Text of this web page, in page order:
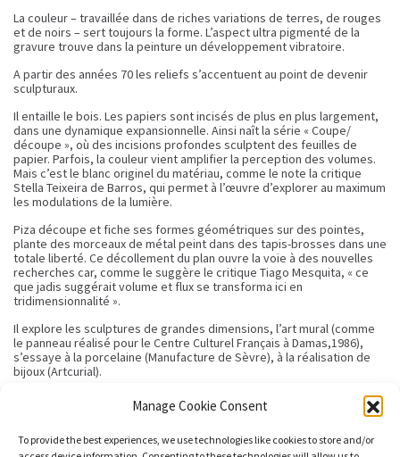
Manage Cookie Consent
To provide the best experiences, we use technologies like cookies to store and/or
La couleur – travaillée dans de riches variations de terres, de rouges
et de noirs – sert toujours la forme. L’aspect ultra pigmenté de la
gravure trouve dans la peinture un développement vibratoire.
A partir des années 70 les reliefs s’accentuent au point de devenir
sculpturaux.
Il entaille le bois. Les papiers sont incisés de plus en plus largement,
dans une dynamique expansionnelle. Ainsi naît la série « Coupe/
découpe », où des incisions profondes sculptent des feuilles de
papier. Parfois, la couleur vient amplifier la perception des volumes.
Mais c’est le blanc originel du matériau, comme le note la critique
Stella Teixeira de Barros, qui permet à l’œuvre d’explorer au maximum
les modulations de la lumière.
Piza découpe et fiche ses formes géométriques sur des pointes,
plante des morceaux de métal peint dans des tapis-brosses dans une
totale liberté. Ce décollement du plan ouvre la voie à des nouvelles
recherches car, comme le suggère le critique Tiago Mesquita, « ce
que jadis suggérait volume et flux se transforma ici en
tridimensionnalité ».
Il explore les sculptures de grandes dimensions, l’art mural (comme
le panneau réalisé pour le Centre Culturel Français à Damas,1986),
s’essaye à la porcelaine (Manufacture de Sèvre), à la réalisation de
bijoux (Artcurial).
À l’atelier, des découpes de métal sont posées à même les murs,
libres de tout cadre, de tout support.
Piza incorpore graduellement à son travail des grillages métalliques;